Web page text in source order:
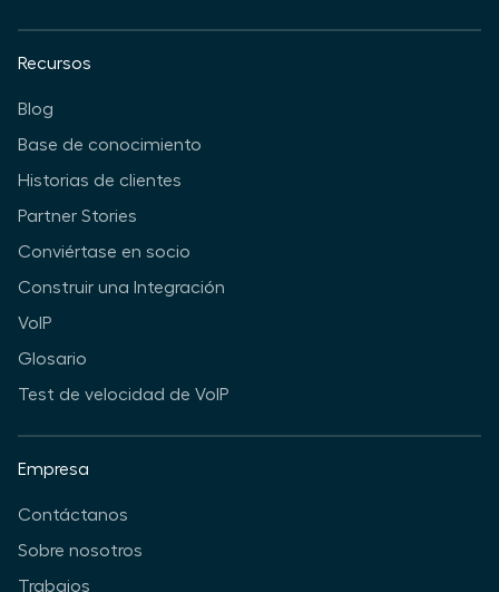
Recursos
Blog
Base de conocimiento
Historias de clientes
Partner Stories
Conviértase en socio
Construir una Integración
VoIP
Glosario
Test de velocidad de VoIP
Empresa
Contáctanos
Sobre nosotros
Trabajos